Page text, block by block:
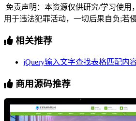
免责声明：本资源仅供研究/学习使用
用于违法犯罪活动，一切后果自负;若
相关推荐
jQuery输入文字查找表格匹配内
商用源码推荐